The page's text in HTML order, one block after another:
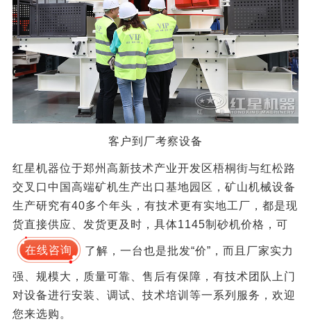
客户到厂考察设备
红星机器位于郑州高新技术产业开发区梧桐街与红松路
交叉口中国高端矿机生产出口基地园区，矿山机械设备
生产研究有40多个年头，有技术更有实地工厂，都是现
货直接供应、发货更及时，具体1145制砂机价格，可
在线咨询 了解，一台也是批发“价”，而且厂家实力
强、规模大，质量可靠、售后有保障，有技术团队上门
对设备进行安装、调试、技术培训等一系列服务，欢迎
您来选购。